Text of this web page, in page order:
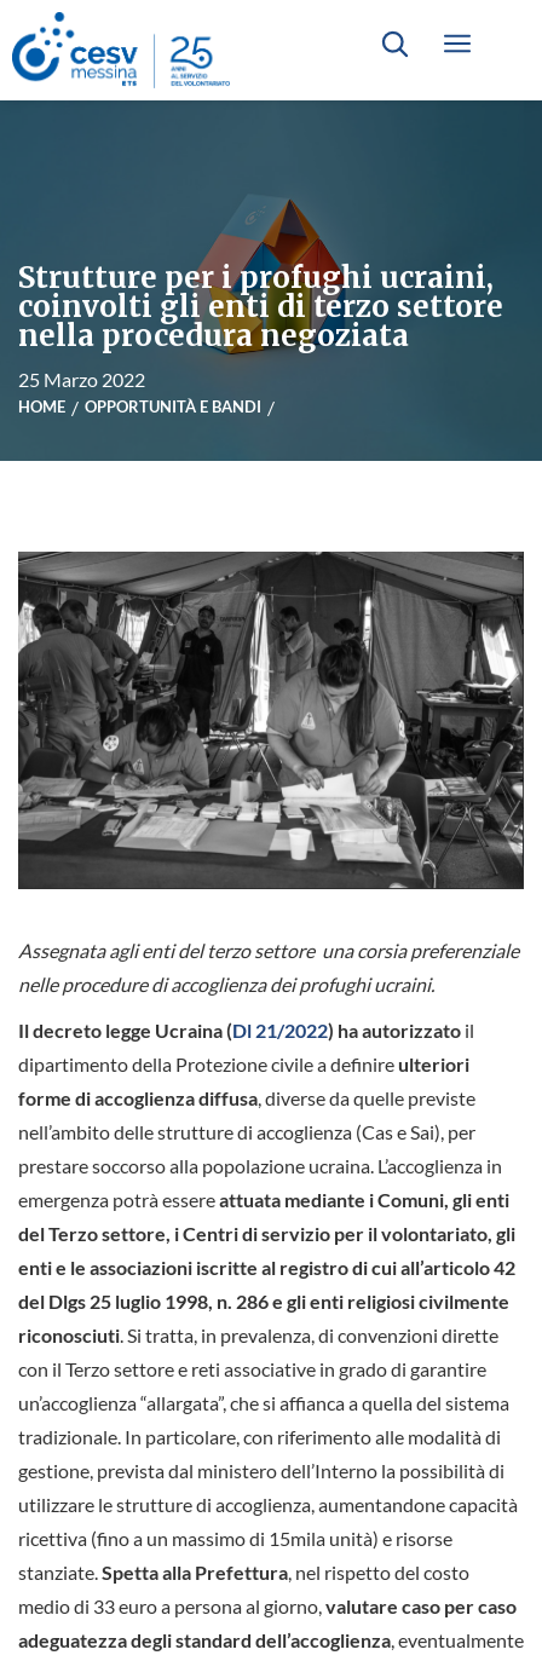
Strutture per i profughi ucraini,
coinvolti gli enti di terzo settore
nella procedura negoziata
25 Marzo 2022
HOME OPPORTUNITÀ E BANDI
Assegnata agli enti del terzo settore una corsia preferenziale
nelle procedure di accoglienza dei profughi ucraini.
Il decreto legge Ucraina (Dl 21/2022) ha autorizzato il
dipartimento della Protezione civile a definire ulteriori
forme di accoglienza diffusa, diverse da quelle previste
nell’ambito delle strutture di accoglienza (Cas e Sai), per
prestare soccorso alla popolazione ucraina. L’accoglienza in
emergenza potrà essereattuata mediante i Comuni, gli enti
del Terzo settore, i Centri di servizio per il volontariato, gli
enti e le associazioni iscritte al registro di cui all’articolo 42
del Dlgs 25 luglio 1998, n. 286 e gli enti religiosi civilmente
riconosciuti. Si tratta, in prevalenza, di convenzioni dirette
con il Terzo settore e reti associative in grado di garantire
un’accoglienza “allargata”, che si affianca a quella del sistema
tradizionale. In particolare, con riferimento alle modalità di
gestione, prevista dal ministero dell’Interno la possibilità di
utilizzare le strutture di accoglienza, aumentandone capacità
ricettiva (fino a un massimo di 15mila unità) e risorse
stanziate.Spetta alla Prefettura, nel rispetto del costo
medio di 33 euro a persona al giorno,valutare caso per caso
adeguatezza degli standard dell’accoglienza, eventualmente